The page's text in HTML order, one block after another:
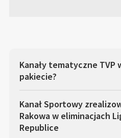
Kanały tematyczne TVP
pakiecie?
Kanał Sportowy
Rakowa w eliminacjach
Republice